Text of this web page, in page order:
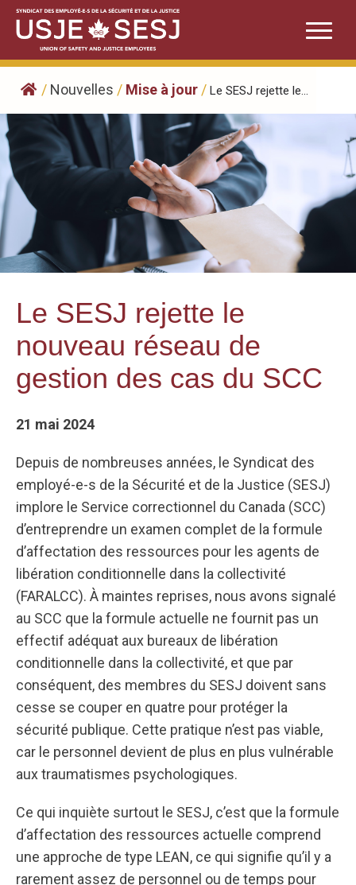
Skip
content
/ Nouvelles / Mise à jour / Le SESJ rejette le...
Le SESJ rejette le
nouveau réseau de
gestion des cas du SCC
21 mai 2024
Depuis de nombreuses années, le Syndicat des
employé-e-s de la Sécurité et de la Justice (SESJ)
implore le Service correctionnel du Canada (SCC)
d’entreprendre un examen complet de la formule
d’affectation des ressources pour les agents de
libération conditionnelle dans la collectivité
(FARALCC). À maintes reprises, nous avons signalé
au SCC que la formule actuelle ne fournit pas un
effectif adéquat aux bureaux de libération
conditionnelle dans la collectivité, et que par
conséquent, des membres du SESJ doivent sans
cesse se couper en quatre pour protéger la
sécurité publique. Cette pratique n’est pas viable,
car le personnel devient de plus en plus vulnérable
aux traumatismes psychologiques.
Ce qui inquiète surtout le SESJ, c’est que la formule
d’affectation des ressources actuelle comprend
une approche de type LEAN, ce qui signifie qu’il y a
rarement assez de personnel ou de temps pour